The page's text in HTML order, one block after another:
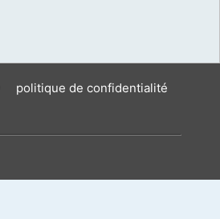
politique de confidentialité